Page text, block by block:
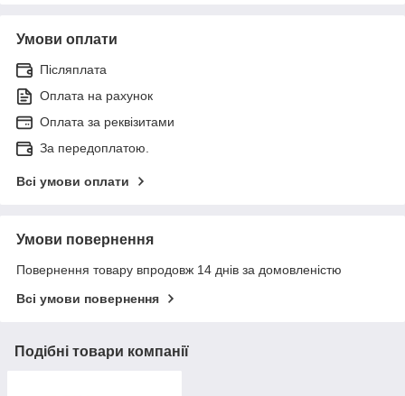
Умови оплати
Післяплата
Оплата на рахунок
Оплата за реквізитами
За передоплатою.
Всі умови оплати
Умови повернення
Повернення товару впродовж 14 днів за домовленістю
Всі умови повернення
Подібні товари компанії